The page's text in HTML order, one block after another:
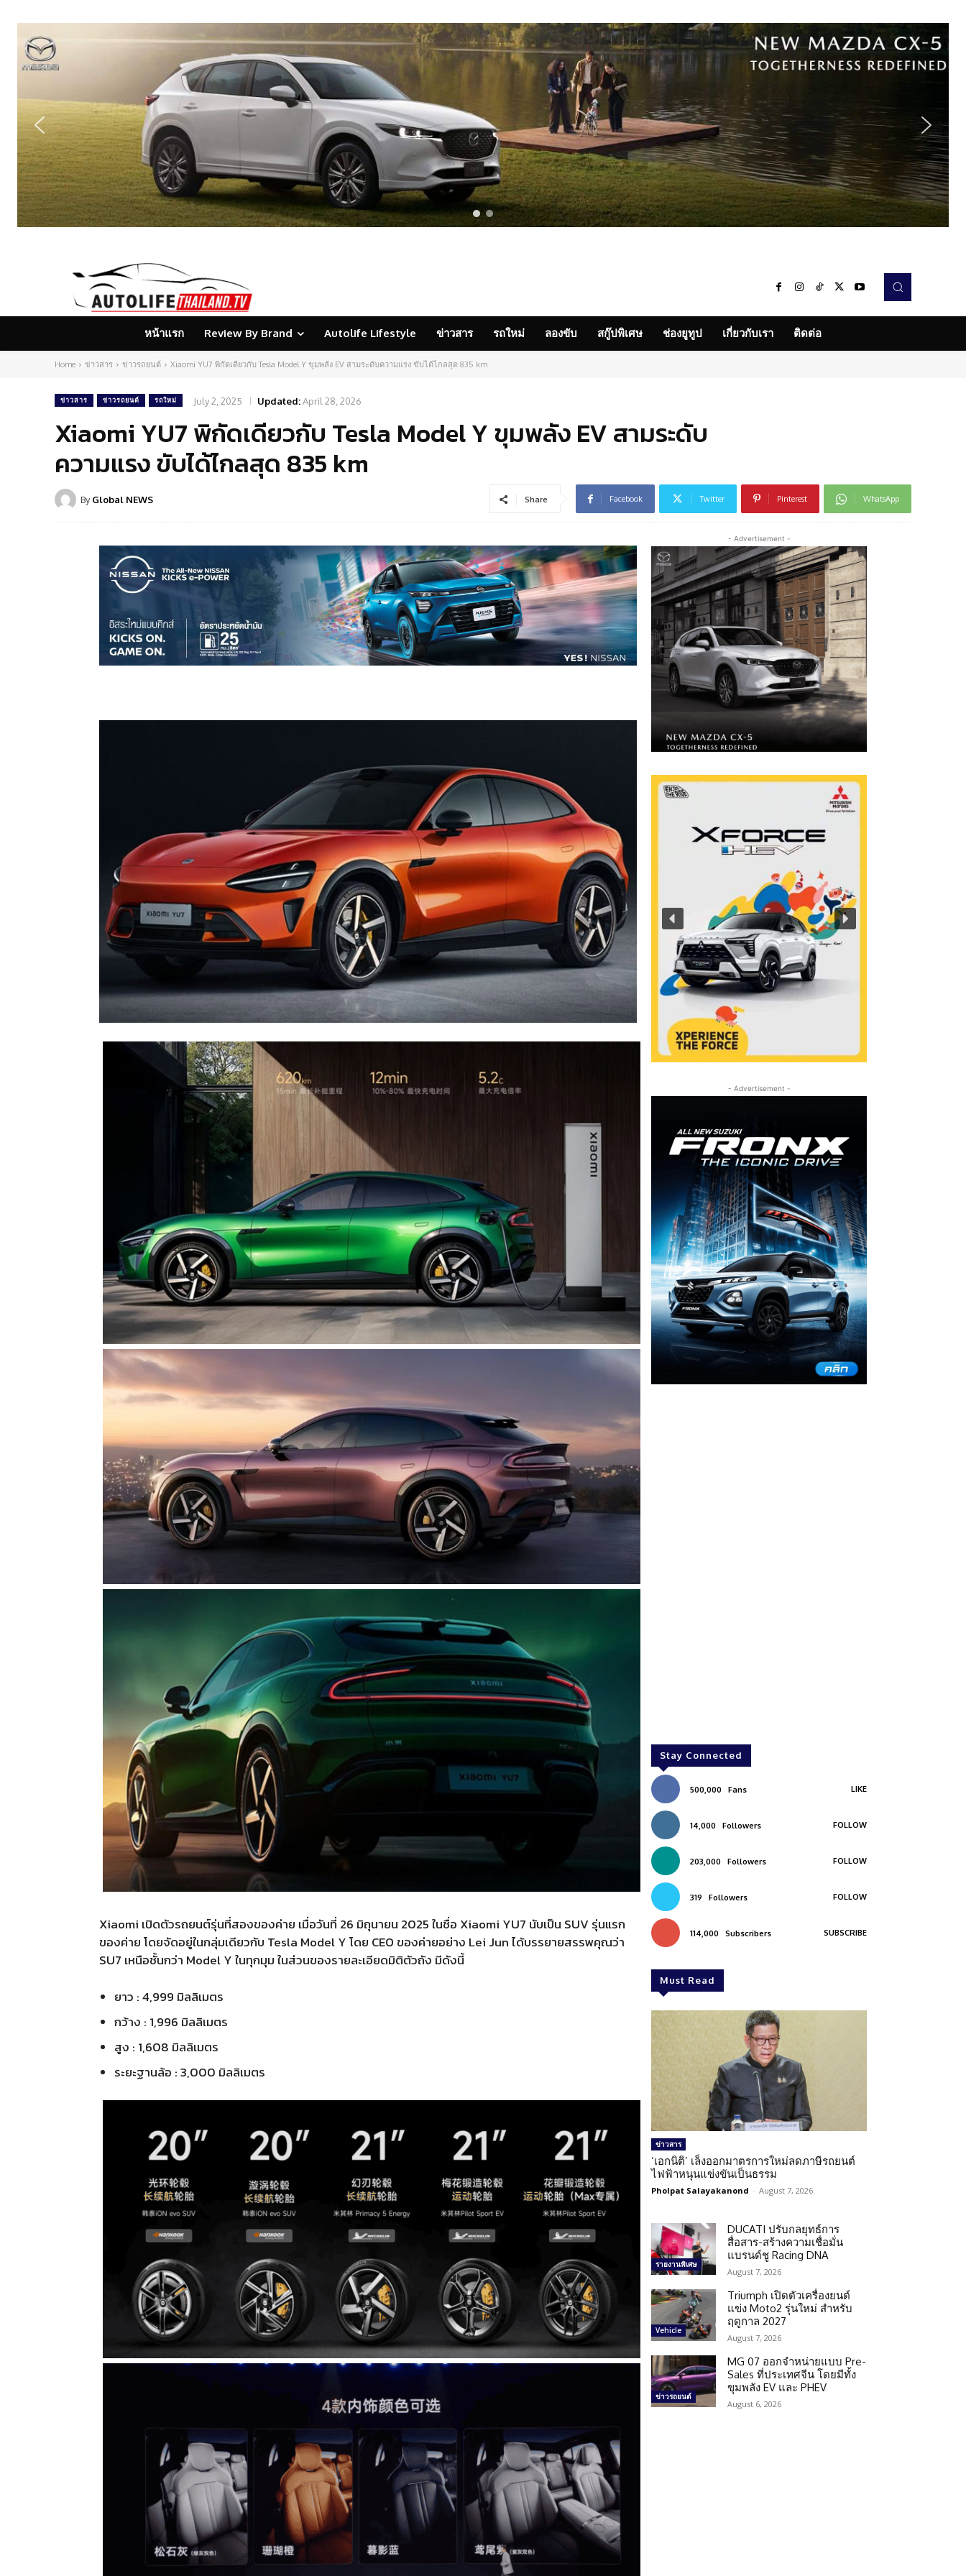
หน้าแรก Review By Brand Autolife Lifestyle ข่าวสาร รถใหม่ ลองขับ สกู๊ปพิเศษ ช่องยูทูป เกี่ยวกับเรา ติดต่อ
Home ข่าวสาร ข่าวรถยนต์ Xiaomi YU7 พิกัดเดียวกับ Tesla Model Y ขุมพลัง EV สามระดับความแรง ขับได้ไกลสุด 835 km
ข่าวสาร ข่าวรถยนต์ รถใหม่ July 2, 2025 Updated: April 28, 2026
Xiaomi YU7 พิกัดเดียวกับ Tesla Model Y ขุมพลัง EV สามระดับ
ความแรง ขับได้ไกลสุด 835 km
By Global NEWS Share Facebook Twitter Pinterest WhatsApp
Xiaomi เปิดตัวรถยนต์รุ่นที่สองของค่าย เมื่อวันที่ 26 มิถุนายน 2025 ในชื่อ Xiaomi YU7 นับเป็น SUV รุ่นแรก
ของค่าย โดยจัดอยู่ในกลุ่มเดียวกับ Tesla Model Y โดย CEO ของค่ายอย่าง Lei Jun ได้บรรยายสรรพคุณว่า
SU7 เหนือชั้นกว่า Model Y ในทุกมุม ในส่วนของรายละเอียดมิติตัวถัง มีดังนี้
ยาว : 4,999 มิลลิเมตร
กว้าง : 1,996 มิลลิเมตร
สูง : 1,608 มิลลิเมตร
ระยะฐานล้อ : 3,000 มิลลิเมตร
- Advertisement -
- Advertisement -
Stay Connected
500,000 Fans LIKE
14,000 Followers FOLLOW
203,000 Followers FOLLOW
319 Followers FOLLOW
114,000 Subscribers SUBSCRIBE
Must Read
ข่าวสาร
‘เอกนิติ’ เล็งออกมาตรการใหม่ลดภาษีรถยนต์
ไฟฟ้าหนุนแข่งขันเป็นธรรม
Pholpat Salayakanond - August 7, 2026
รายงานพิเศษ
DUCATI ปรับกลยุทธ์การ
สื่อสาร-สร้างความเชื่อมั่น
แบรนด์ชู Racing DNA
August 7, 2026
Vehicle
Triumph เปิดตัวเครื่องยนต์
แข่ง Moto2 รุ่นใหม่ สำหรับ
ฤดูกาล 2027
August 7, 2026
ข่าวรถยนต์
MG 07 ออกจำหน่ายแบบ Pre-
Sales ที่ประเทศจีน โดยมีทั้ง
ขุมพลัง EV และ PHEV
August 6, 2026